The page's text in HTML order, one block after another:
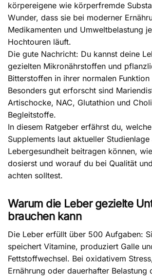
körpereigene wie körperfremde
Wunder, dass sie bei moderner
Medikamenten und Umweltbelastung
Hochtouren läuft.
Die gute Nachricht: Du kannst deine
gezielten Mikronährstoffen und
Bitterstoffen in ihrer normalen Funktion
Besonders gut erforscht sind
Artischocke, NAC, Glutathion und
Begleitstoffe.
In diesem Ratgeber erfährst du,
Supplements laut aktueller
Lebergesundheit beitragen können,
dosierst und worauf du bei Qualität
achten solltest.
Warum die Leber gezielte
brauchen kann
Die Leber erfüllt über 500 Aufgaben:
speichert Vitamine, produziert Galle
Fettstoffwechsel. Bei oxidativem Stress
Ernährung oder dauerhafter Belastung